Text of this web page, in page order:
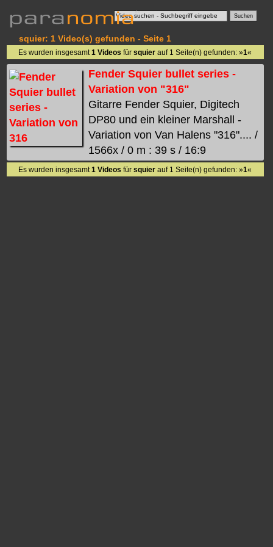
squier: 1 Video(s) gefunden - Seite 1
Es wurden insgesamt1 Videos fürsquier auf 1 Seite(n) gefunden: »1«
Fender Squier bullet series -
Variation von "316"
Gitarre Fender Squier, Digitech
DP80 und ein kleiner Marshall -
Variation von Van Halens "316".... /
1566x / 0 m : 39 s / 16:9
Es wurden insgesamt1 Videos fürsquier auf 1 Seite(n) gefunden: »1«